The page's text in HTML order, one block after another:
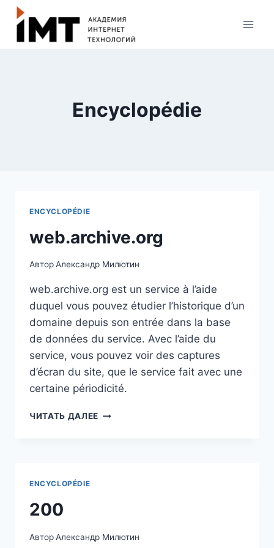
Encyclopédie
ENCYCLOPÉDIE
web.archive.org
АвторАлександр Милютин
web.archive.org est un service à l’aide
duquel vous pouvez étudier l’historique d’un
domaine depuis son entrée dans la base
de données du service. Avec l’aide du
service, vous pouvez voir des captures
d’écran du site, que le service fait avec une
certaine périodicité.
ЧИТАТЬ ДАЛЕЕ WEB.ARCHIVE.ORG
ENCYCLOPÉDIE
200
АвторАлександр Милютин